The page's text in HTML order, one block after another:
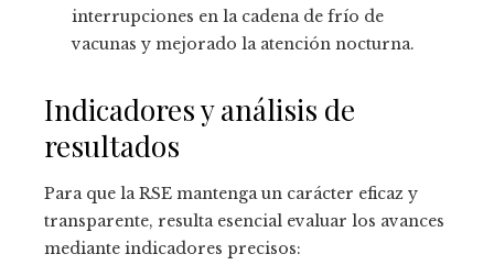
interrupciones en la cadena de frío de
vacunas y mejorado la atención nocturna.
Indicadores y análisis de
resultados
Para que la RSE mantenga un carácter eficaz y
transparente, resulta esencial evaluar los avances
mediante indicadores precisos: